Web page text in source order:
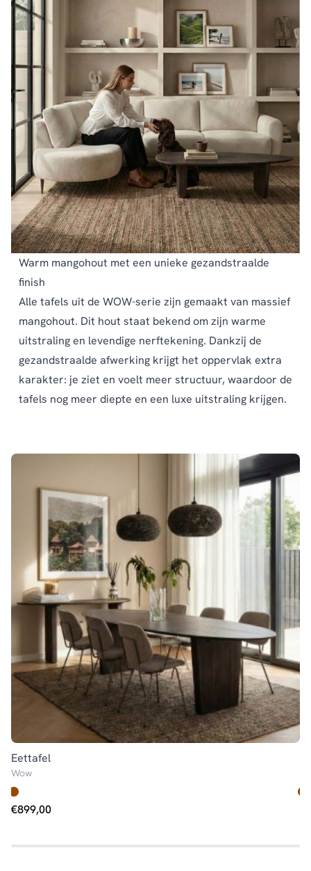
Warm mangohout met een unieke gezandstraalde
finish
Alle tafels uit de WOW-serie zijn gemaakt van massief
mangohout. Dit hout staat bekend om zijn warme
uitstraling en levendige nerftekening. Dankzij de
gezandstraalde afwerking krijgt het oppervlak extra
karakter: je ziet en voelt meer structuur, waardoor de
tafels nog meer diepte en een luxe uitstraling krijgen.
Eettafel
Wow
€899,00